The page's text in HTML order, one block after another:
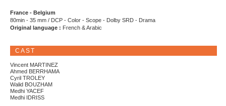
France - Belgium
80min - 35 mm / DCP - Color - Scope - Dolby SRD - Drama
Original language : French & Arabic
CAST
Vincent MARTINEZ
Ahmed BERRHAMA
Cyril TROLEY
Walid BOUZHAM
Medhi YACEF
Medhi IDRISS